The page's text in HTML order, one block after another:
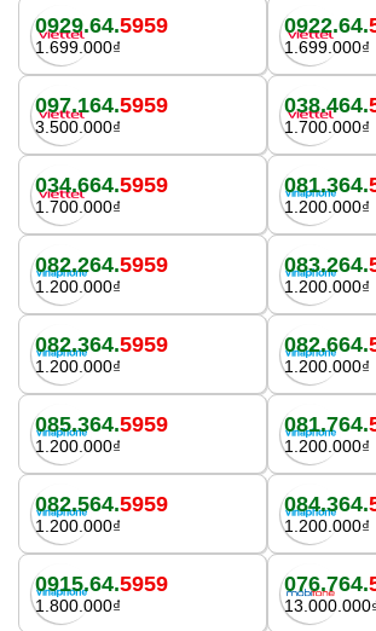
0929.64.5959
1.699.000₫
0922.64.
1.699.000₫
097.164.5959
3.500.000₫
038.464.
1.700.000₫
034.664.5959
1.700.000₫
081.364.
1.200.000₫
082.264.5959
1.200.000₫
083.264.
1.200.000₫
082.364.5959
1.200.000₫
082.664.
1.200.000₫
085.364.5959
1.200.000₫
081.764.
1.200.000₫
082.564.5959
1.200.000₫
084.364.
1.200.000₫
0915.64.5959
1.800.000₫
076.764.